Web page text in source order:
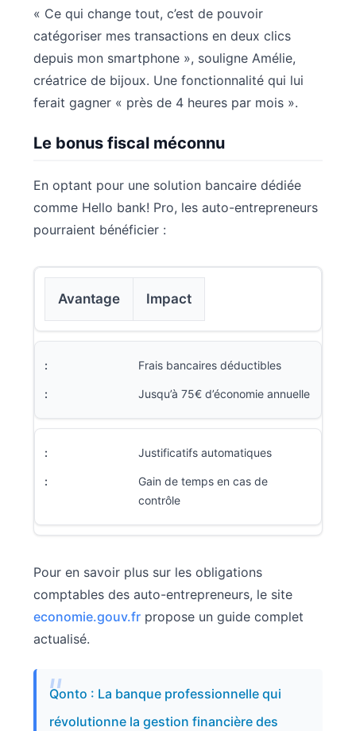
« Ce qui change tout, c’est de pouvoir
catégoriser mes transactions en deux clics
depuis mon smartphone », souligne Amélie,
créatrice de bijoux. Une fonctionnalité qui lui
ferait gagner « près de 4 heures par mois ».
Le bonus fiscal méconnu
En optant pour une solution bancaire dédiée
comme Hello bank! Pro, les auto-entrepreneurs
pourraient bénéficier :
Avantage Impact
Frais bancaires déductibles
Jusqu’à 75€ d’économie annuelle
Justificatifs automatiques
Gain de temps en cas de
contrôle
Pour en savoir plus sur les obligations
comptables des auto-entrepreneurs, le site
economie.gouv.fr propose un guide complet
actualisé.
Qonto : La banque professionnelle qui
révolutionne la gestion financière des